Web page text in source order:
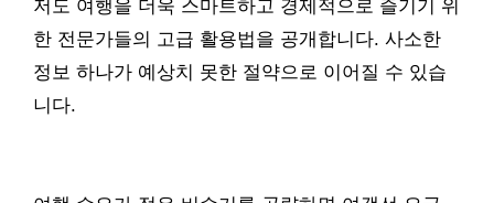
저도 여행을 더욱 스마트하고 경제적으로 즐기기 위
한 전문가들의 고급 활용법을 공개합니다. 사소한
정보 하나가 예상치 못한 절약으로 이어질 수 있습
니다.